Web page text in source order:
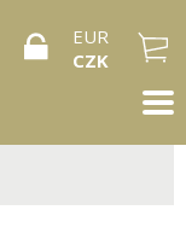
EUR
CZK